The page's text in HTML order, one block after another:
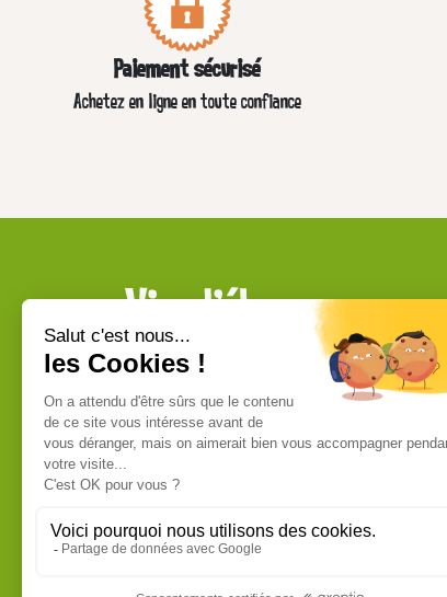
Paiement sécurisé
Achetez en ligne en toute confiance